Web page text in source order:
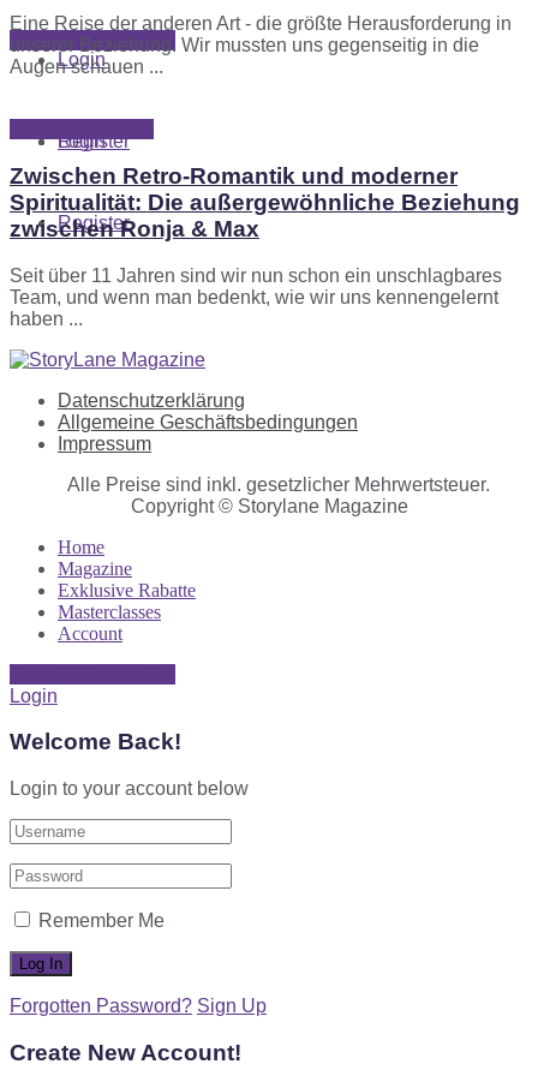
Login
Register
SUBSCRIBE NOW
Login
Register
Eine Reise der anderen Art - die größte Herausforderung in
unserer Beziehung. Wir mussten uns gegenseitig in die
Augen schauen ...
Zwischen Retro-Romantik und moderner
Spiritualität: Die außergewöhnliche Beziehung
zwischen Ronja & Max
Seit über 11 Jahren sind wir nun schon ein unschlagbares
Team, und wenn man bedenkt, wie wir uns kennengelernt
haben ...
Datenschutzerklärung
Allgemeine Geschäftsbedingungen
Impressum
Alle Preise sind inkl. gesetzlicher Mehrwertsteuer.
Copyright © Storylane Magazine
Home
Magazine
Exklusive Rabatte
Masterclasses
Account
Login
Welcome Back!
Login to your account below
Remember Me
Forgotten Password? Sign Up
Create New Account!